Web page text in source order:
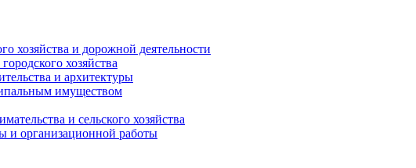
хозяйства и дорожной деятельности
хозяйства
и архитектуры
имуществом
и сельского хозяйства
и организационной работы